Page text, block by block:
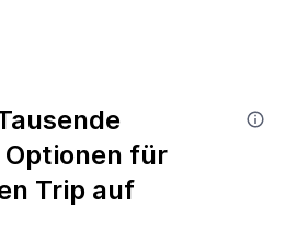
für
Trip auf